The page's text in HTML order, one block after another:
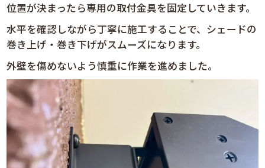
位置が決まったら専用の取付金具を固定していきます。
水平を確認しながら丁寧に施工することで、シェードの
巻き上げ・巻き下げがスムーズになります。
外壁を傷めないよう慎重に作業を進めました。